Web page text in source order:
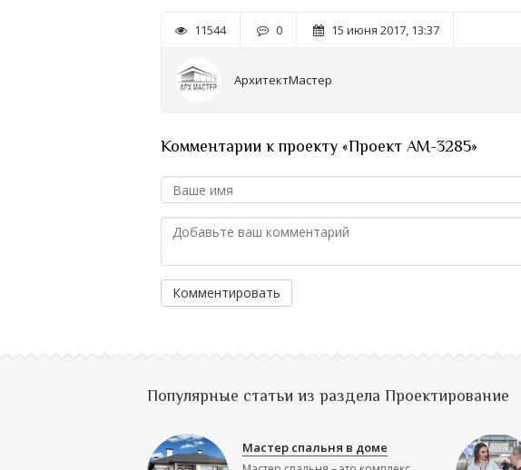
11544 0 15 июня 2017, 13:37
АрхитектМастер
Комментарии к проекту «Проект AM-3285»
Комментировать
Популярные статьи из раздела Проектирование
Мастер спальня в доме